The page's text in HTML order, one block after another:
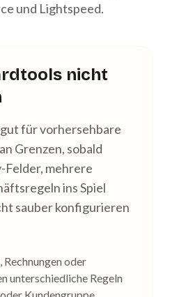
und Lightspeed.
nicht
für vorhersehbare
Grenzen, sobald
Felder, mehrere
ins Spiel
sauber konfigurieren
Rechnungen oder
unterschiedliche Regeln